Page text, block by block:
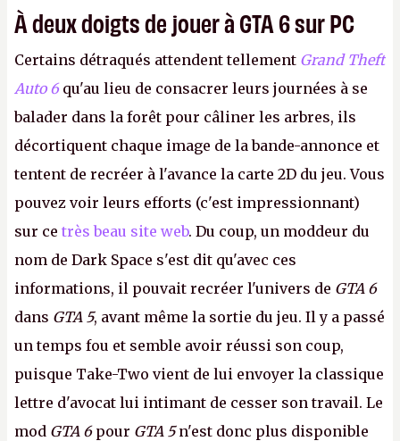
À deux doigts de jouer à GTA 6 sur PC
Certains détraqués attendent tellement Grand Theft
Auto 6 qu'au lieu de consacrer leurs journées à se
balader dans la forêt pour câliner les arbres, ils
décortiquent chaque image de la bande-annonce et
tentent de recréer à l'avance la carte 2D du jeu. Vous
pouvez voir leurs efforts (c'est impressionnant)
sur ce très beau site web. Du coup, un moddeur du
nom de Dark Space s'est dit qu'avec ces
informations, il pouvait recréer l'univers de GTA 6
dans GTA 5, avant même la sortie du jeu. Il y a passé
un temps fou et semble avoir réussi son coup,
puisque Take-Two vient de lui envoyer la classique
lettre d'avocat lui intimant de cesser son travail. Le
mod GTA 6pour GTA 5n'est donc plus disponible